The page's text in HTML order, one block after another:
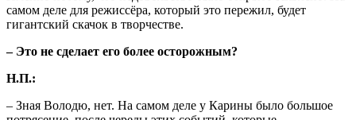
самом деле для режиссёра, который это пережил, будет
гигантский скачок в творчестве.
– Это не сделает его более осторожным?
Н.П.:
– Зная Володю, нет. На самом деле у Карины было большое